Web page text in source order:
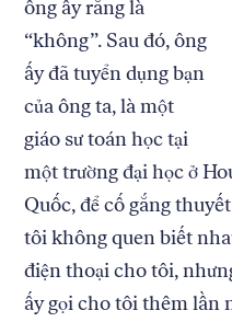
ông ấy rằng là
“không”. Sau đó, ông
ấy đã tuyển dụng bạn
của ông ta, là một
giáo sư toán học tại
một trường đại học ở
Quốc, để cố gắng
tôi không quen biết
điện thoại cho tôi,
ấy gọi cho tôi thêm lần